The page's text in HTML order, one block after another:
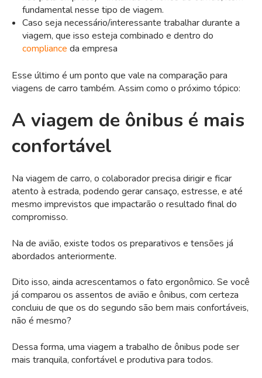
fundamental nesse tipo de viagem.
Caso seja necessário/interessante trabalhar durante a
viagem, que isso esteja combinado e dentro do
compliance da empresa
Esse último é um ponto que vale na comparação para
viagens de carro também. Assim como o próximo tópico:
A viagem de ônibus é mais
confortável
Na viagem de carro, o colaborador precisa dirigir e ficar
atento à estrada, podendo gerar cansaço, estresse, e até
mesmo imprevistos que impactarão o resultado final do
compromisso.
Na de avião, existe todos os preparativos e tensões já
abordados anteriormente.
Dito isso, ainda acrescentamos o fato ergonômico. Se você
já comparou os assentos de avião e ônibus, com certeza
concluiu de que os do segundo são bem mais confortáveis,
não é mesmo?
Dessa forma, uma viagem a trabalho de ônibus pode ser
mais tranquila, confortável e produtiva para todos.